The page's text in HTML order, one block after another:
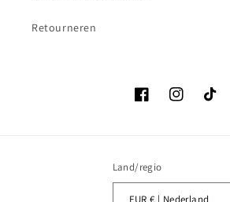
Retourneren
FacebookInstagramTikTok
Land/regio
EUR € | Nederland